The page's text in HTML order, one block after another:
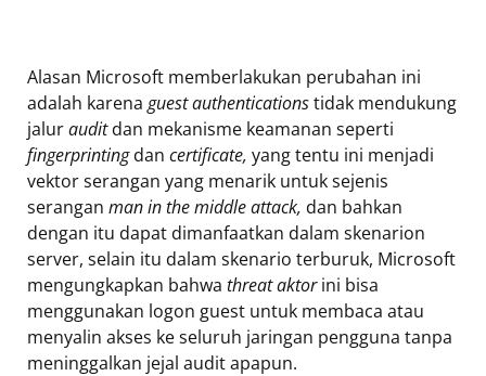
Alasan Microsoft memberlakukan perubahan ini
adalah karena guest authenticationstidak mendukung
jalurauditdan mekanisme keamanan seperti
fingerprintingdan certificate, yang tentu ini menjadi
vektor serangan yang menarik untuk sejenis
serangan man in the middle attack, dan bahkan
dengan itu dapat dimanfaatkan dalam skenarion
server, selain itu dalam skenario terburuk, Microsoft
mengungkapkan bahwa threat aktorini bisa
menggunakan logon guest untuk membaca atau
menyalin akses ke seluruh jaringan pengguna tanpa
meninggalkan jejal audit apapun.